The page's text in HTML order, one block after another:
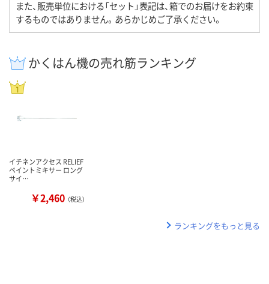
また、販売単位における「セット」表記は、箱でのお届けをお約束
するものではありません。あらかじめご了承ください。
かくはん機の売れ筋ランキング
イチネンアクセス RELIEF
ペイントミキサー ロング
サイ…
￥2,460 （税込）
ランキングをもっと見る